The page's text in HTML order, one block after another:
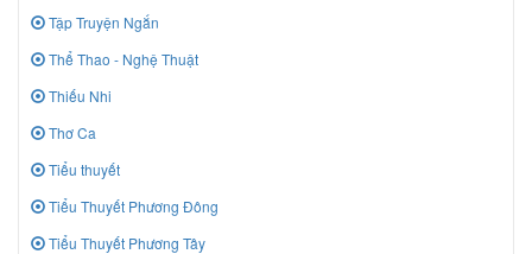
Tập Truyện Ngắn
Thể Thao - Nghệ Thuật
Thiếu Nhi
Thơ Ca
Tiểu thuyết
Tiểu Thuyết Phương Đông
Tiểu Thuyết Phương Tây